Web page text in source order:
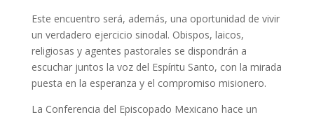
Este encuentro será, además, una oportunidad de vivir
un verdadero ejercicio sinodal. Obispos, laicos,
religiosas y agentes pastorales se dispondrán a
escuchar juntos la voz del Espíritu Santo, con la mirada
puesta en la esperanza y el compromiso misionero.
La Conferencia del Episcopado Mexicano hace un